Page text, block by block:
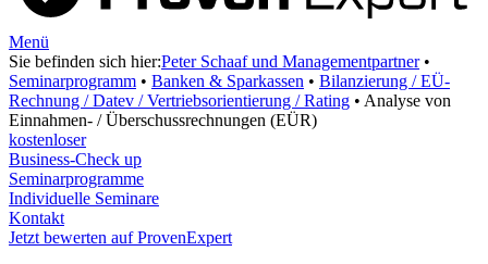
Menü
Sie befinden sich hier:Peter Schaaf und Managementpartner•
Seminarprogramm • Banken & Sparkassen • Bilanzierung / EÜ-
Rechnung / Datev / Vertriebsorientierung / Rating • Analyse von
Einnahmen- / Überschussrechnungen (EÜR)
kostenloser
Business-Check up
Seminarprogramme
Individuelle Seminare
Kontakt
Jetzt bewerten auf ProvenExpert